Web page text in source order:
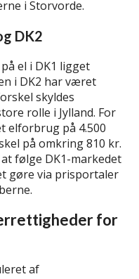
i Storvorde.
DK2
el i DK1 ligget
i DK2 har været
skyldes
rolle i Jylland. For
elforbrug på 4.500
på omkring 810 kr.
følge DK1-markedet
gøre via prisportaler
for
af